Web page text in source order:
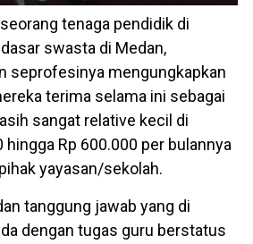
tenaga pendidik di
swasta di Medan,
seprofesinya mengungkapkan
terima selama ini sebagai
sangat relative kecil di
hingga Rp 600.000 per bulannya
yayasan/sekolah.
tanggung jawab yang di
dengan tugas guru berstatus